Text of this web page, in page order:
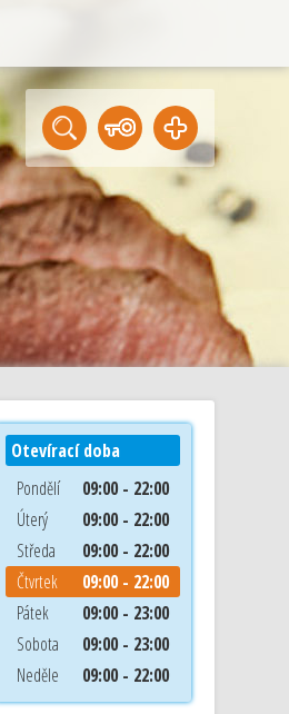
Otevírací doba
Pondělí
09:00 - 22:00
Úterý
09:00 - 22:00
Středa
09:00 - 22:00
Čtvrtek
09:00 - 22:00
Pátek
09:00 - 23:00
Sobota
09:00 - 23:00
Neděle
09:00 - 22:00